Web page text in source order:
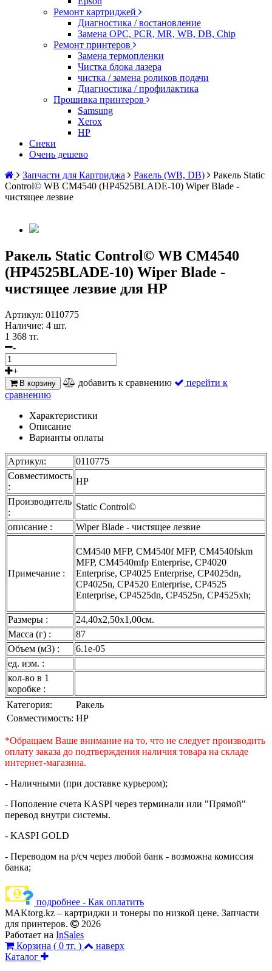
Ремонт картриджей
Диагностика / востановление
Замена OPC, PCR, MR, WB, DB, Chip
Ремонт принтеров
Замена термопленки
Чистка блока лазера
чистка / замена роликов подачи
Диагностика / профилактика
Прошивка принтеров
Samsung
Xerox
HP
Снеки
Очень дешево
Запчасти для Картриджа
Ракель (WB, DB)
Ракель Static
Control© WB CM4540 (HP4525BLADE-10) Wiper Blade -
чистящее лезвие
Ракель Static Control© WB CM4540
(HP4525BLADE-10) Wiper Blade -
чистящее лезвие для HP
Артикул: 0110775
Наличие: 4 шт.
1 368 тг.
-
+
В корзину добавить к сравнению
перейти к
сравнению
Характеристики
Описание
Варианты оплаты
Артикул:
0110775
Совместимость
:
HP
Производитель
:
Static Control©
описание :
Wiper Blade - чистящее лезвие
Примечание :
CM4540 MFP, CM4540f MFP, CM4540fskm
MFP, CM4540mfp Enterprise, CP4020
Enterprise, CP4025 Enterprise, CP4025dn,
CP4025n, CP4520 Enterprise, CP4525
Enterprise, CP4525dn, CP4525n, CP4525xh;
Размеры :
24,40x2,50x1,00см.
Масса (г) :
87
Объем (м3) :
6.1e-05
ед. изм. :
кол-во в 1
коробке :
Категория:
Ракель
Совместимость: HP
*Обращаем Ваше внимание на то, что не следует производить
оплату заказа до подтверждения наличия товара на складе
интернет-магазина.
- Наличными (при доставке курьером);
- Пополение счета KASPI через терминали или "Прямой"
перевод внутри системы.
- KASPI GOLD
- Переводом на р/сч через любой банк - возможна комиссия
банка;
подробнее - Как оплатить
MAKtorg.kz – картриджи и тонеры по низкой цене. Запчасти
для принтеров.
2026
Работает на InSales
Корзина ( 0 тг. )
наверх
Каталог